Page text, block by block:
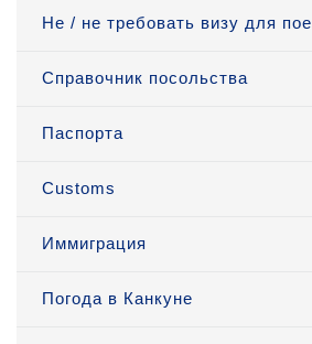
Не / не требовать визу для
Справочник посольства
Паспорта
Customs
Иммиграция
Погода в Канкуне